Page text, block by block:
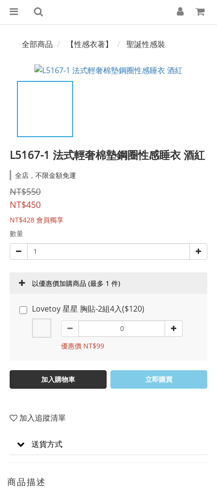
全部商品 【性感衣著】 聖誕性感裝
L5167-1 法式輕奢棉墊鋼圈性感睡衣 酒紅
全店，不限金額免運
NT$550
NT$450
NT$428 會員獨享
數量
以優惠價加購商品 (最多 1 件)
Lovetoy 星星 胸貼-2組4入($120)
優惠價 NT$99
加入購物車 立即購買
加入追蹤清單
送貨方式
商品描述